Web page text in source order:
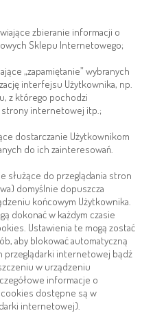
zbieranie informacji o
Sklepu Internetowego;
„zapamiętanie” wybranych
interfejsu Użytkownika, np.
z którego pochodzi
strony internetowej itp.;
dostarczanie Użytkownikom
do ich zainteresowań.
służące do przeglądania stron
domyślnie dopuszcza
końcowym Użytkownika.
dokonać w każdym czasie
Ustawienia te mogą zostać
aby blokować automatyczną
przeglądarki internetowej bądź
w urządzeniu
informacje o
dostępne są w
internetowej).